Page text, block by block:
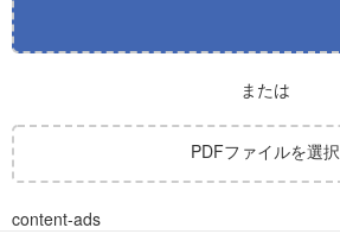
または
PDFファイルを選択
content-ads